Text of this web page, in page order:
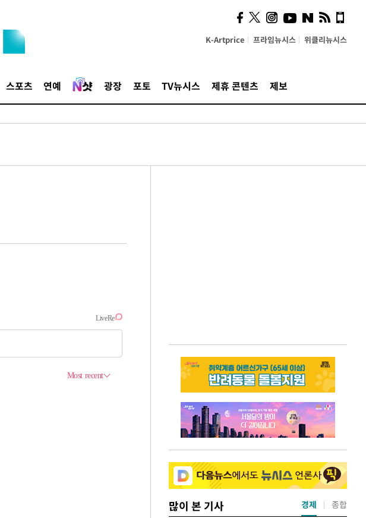
K-Artprice 프라임뉴시스 위클리뉴시스
스포츠 연예 광장 포토 TV뉴시스 제휴 콘텐츠 제보
많이 본 기사 경제 종합